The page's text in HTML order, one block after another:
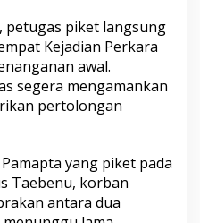
petugas piket langsung
Kejadian Perkara
awal.
segera mengamankan
pertolongan
yang piket pada
Taebenu, korban
antara dua